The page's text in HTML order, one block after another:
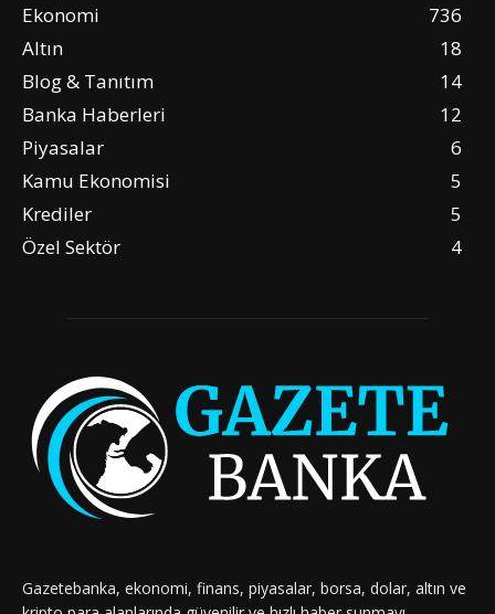
Ekonomi
736
Altın
18
Blog & Tanıtım
14
Banka Haberleri
12
Piyasalar
6
Kamu Ekonomisi
5
Krediler
5
Özel Sektör
4
Gazetebanka, ekonomi, finans, piyasalar, borsa, dolar, altın ve